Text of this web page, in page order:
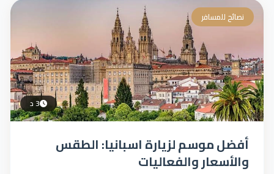
نصائح للمسافر
3 د
أفضل موسم لزيارة اسبانيا: الطقس
والأسعار والفعاليات